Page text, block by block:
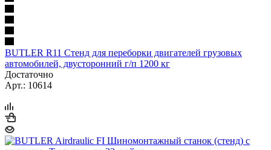
BUTLER R11 Стенд для переборки двигателей грузовых
автомобилей, двусторонний г/п 1200 кг
Достаточно
Арт.: 10614